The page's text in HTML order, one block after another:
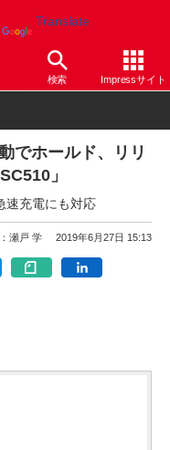
Translate
検索 Impressサイト
でホールド、リリ
」
速充電にも対応
瀬戸 学 2019年6月27日 15:13